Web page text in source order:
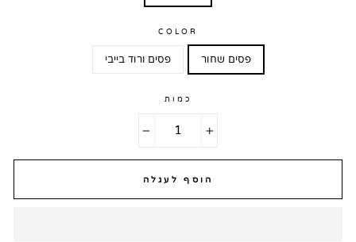
COLOR
פסים שחור פסים ורוד בייבי
כמות
הוסף לעגלה